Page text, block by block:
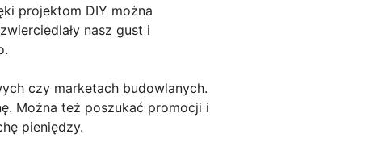
projektom DIY można
nasz gust i
czy marketach budowlanych.
Można też poszukać promocji i
pieniędzy.